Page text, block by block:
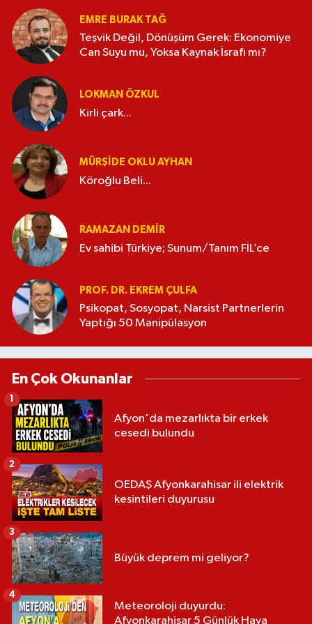
EMRE BURAK TAĞ
Teşvik Değil, Dönüşüm Gerek: Ekonomiye
Can Suyu mu, Yoksa Kaynak İsrafı mı?
LOKMAN ÖZKUL
Kirli çark...
MÜRŞIDE OKLU AYHAN
Köroğlu Beli...
RAMAZAN DEMİR
Ev sahibi Türkiye; Sunum/Tanım FİL’ce
PROF. DR. EKREM ÇULFA
Psikopat, Sosyopat, Narsist Partnerlerin
Yaptığı 50 Manipülasyon
En Çok Okunanlar
Afyon'da mezarlıkta bir erkek
cesedi bulundu
1
OEDAŞ Afyonkarahisar ili elektrik
kesintileri duyurusu
2
Büyük deprem mi geliyor?
3
Meteoroloji duyurdu:
Afyonkarahisar 5 Günlük Hava
4